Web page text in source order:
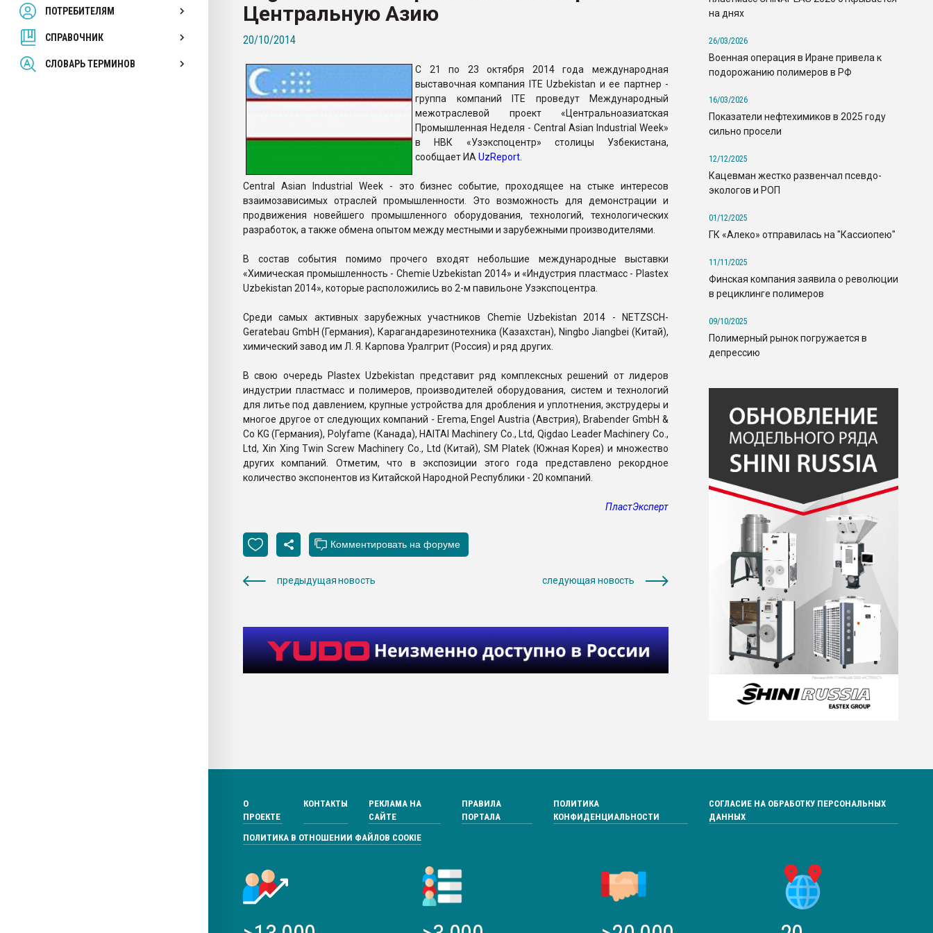
ПОТРЕБИТЕЛЯМ
СПРАВОЧНИК
СЛОВАРЬ ТЕРМИНОВ
Armaloy PC/ABS-1IM черный цвет
Центральную Азию
20/10/2014
С 21 по 23 октября 2014 года международная
выставочная компания ITE Uzbekistan и ее партнер -
группа компаний ITE проведут Международный
межотраслевой проект «Центральноазиатская
Промышленная Неделя - Central Asian Industrial Week»
в НВК «Узэкспоцентр» столицы Узбекистана,
сообщает ИАUzReport.
Central Asian Industrial Week - это бизнес событие, проходящее на стыке интересов
взаимозависимых отраслей промышленности. Это возможность для демонстрации и
продвижения новейшего промышленного оборудования, технологий, технологических
разработок, а также обмена опытом между местными и зарубежными производителями.
В состав события помимо прочего входят небольшие международные выставки
«Химическая промышленность - Chemie Uzbekistan 2014» и «Индустрия пластмасс - Plastex
Uzbekistan 2014», которые расположились во 2-м павильоне Узэкспоцентра.
Среди самых активных зарубежных участников Chemie Uzbekistan 2014 - NETZSCH-
Geratebau GmbH (Германия), Карагандарезинотехника (Казахстан), Ningbo Jiangbei (Китай),
химический завод им Л. Я. Карпова Уралгрит (Россия) и ряд других.
В свою очередь Plastex Uzbekistan представит ряд комплексных решений от лидеров
индустрии пластмасс и полимеров, производителей оборудования, систем и технологий
для литье под давлением, крупные устройства для дробления и уплотнения, экструдеры и
многое другое от следующих компаний - Erema, Engel Austria (Австрия), Brabender GmbH &
Co KG (Германия), Polyfame (Канада), HAITAI Machinery Co., Ltd, Qigdao Leader Machinery Co.,
Ltd, Xin Xing Twin Screw Machinery Co., Ltd (Китай), SM Platek (Южная Корея) и множество
других компаний. Отметим, что в экспозиции этого года представлено рекордное
количество экспонентов из Китайской Народной Республики - 20 компаний.
ПластЭксперт
предыдущая новость следующая новость
на днях
26/03/2026
Военная операция в Иране привела к
подорожанию полимеров в РФ
16/03/2026
Показатели нефтехимиков в 2025 году
сильно просели
12/12/2025
Кацевман жестко развенчал псевдо-
экологов и РОП
01/12/2025
ГК «Алеко» отправилась на "Кассиопею"
11/11/2025
Финская компания заявила о революции
в рециклинге полимеров
09/10/2025
Полимерный рынок погружается в
депрессию
О
ПРОЕКТЕ
КОНТАКТЫ
РЕКЛАМА НА
САЙТЕ
ПРАВИЛА
ПОРТАЛА
ПОЛИТИКА
КОНФИДЕНЦИАЛЬНОСТИ
СОГЛАСИЕ НА ОБРАБОТКУ ПЕРСОНАЛЬНЫХ
ДАННЫХ
ПОЛИТИКА В ОТНОШЕНИИ ФАЙЛОВ COOKIE